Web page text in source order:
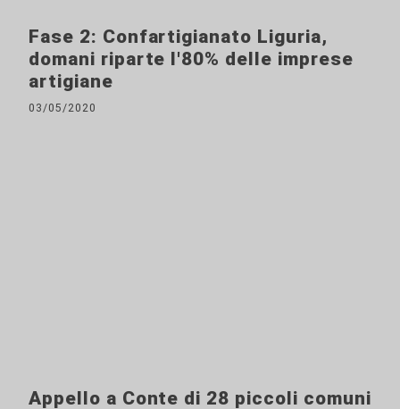
Fase 2: Confartigianato Liguria,
domani riparte l'80% delle imprese
artigiane
03/05/2020
Appello a Conte di 28 piccoli comuni